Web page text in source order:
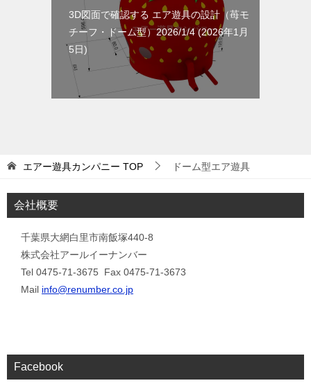
3D図面で確認する エア遊具の設計（苺モ
チーフ・ドーム型）2026/1/4 2026年1月
5日
エアー遊具カンパニー TOP ドーム型エア遊具
会社概要
千葉県大網白里市南飯塚440-8
株式会社アールイーナンバー
Tel 0475-71-3675 Fax 0475-71-3673
Mail info@renumber.co.jp
Facebook